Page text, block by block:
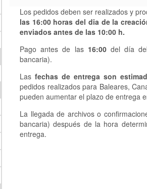
Los pedidos deben ser realizados y
las 16:00 horas del dia de la
enviados antes de las 10:00 h.
Pago antes de las 16:00del día del
bancaria).
Las fechas de entrega son
pedidos realizados para Baleares,
pueden aumentar el plazo de entrega
La llegada de archivos o
bancaria) después de la hora
entrega.